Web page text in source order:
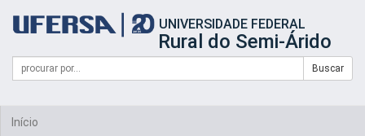
portal
UFERSA
UNIVERSIDADE FEDERAL
Rural do Semi-Árido
Formulário
Busca
Campo
de
Buscar
Início